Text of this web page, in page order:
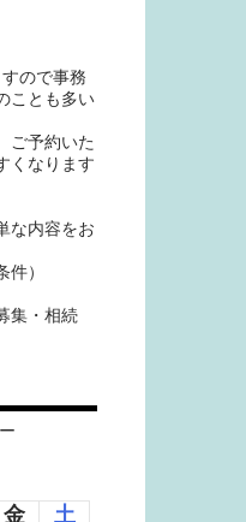
ので事務
ことも多い
ご予約いた
くなります
な内容をお
）
集・相続
金 土